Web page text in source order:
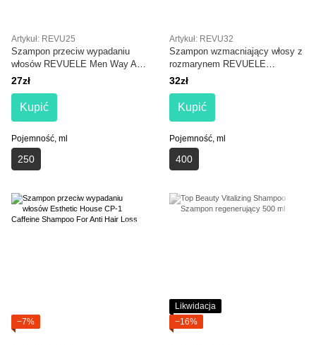
Artykuł: REVU25
Szampon przeciw wypadaniu
włosów REVUELE Men Way Anti
Hair Fall Shampoo
27zł
Kupić
Pojemność, ml
250
Artykuł: REVU32
Szampon wzmacniający włosy z
rozmarynem REVUELE
Rosemary Strengthening
32zł
Kupić
Pojemność, ml
400
−7%
Likwidacja
−16%